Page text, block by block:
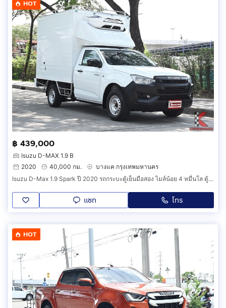
HOT
฿ 439,000
Isuzu D-MAX 1.9 B
2020
40,000 กม.
บางแค กรุงเทพมหานคร
Isuzu D-Max 1.9 Spark ปี 2020 รถกระบะตู้เย็นมือสอง ไมล์น้อย 4 หมื่นโล ตู้สูง 1.65 เมตร เข้าห้างได้สภาพนางฟ้า (รหัสสินค้า DEG)
แชท โทร
HOT